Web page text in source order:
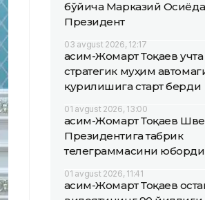
бўйича Марказий
Президент
03 avgust 2026, 12:17
Қасим-Жомарт Тоқаев учта
стратегик муҳим
қурилишига старт берди
01 avgust 2026, 13:00
Қасим-Жомарт Тоқаев
Президентига табрик
телеграммасини юборди
01 avgust 2026, 11:41
Қасим-Жомарт Тоқаев